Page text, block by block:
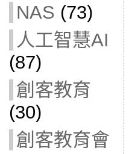
NAS (73)
人工智慧AI
(87)
創客教育
(30)
創客教育會